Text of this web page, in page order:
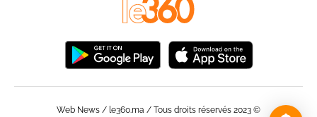
© Web News / le360.ma / Tous droits réservés 2023